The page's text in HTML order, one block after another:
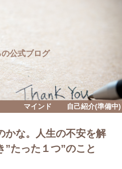
公式ブログ
マインド 自己紹介(準備中)
かな。人生の不安を解
”たった１つ”のこと